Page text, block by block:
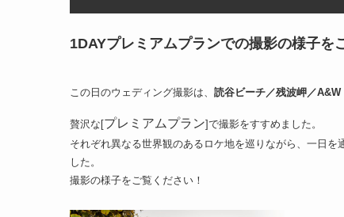
1DAYプレミアムプランでの撮影の様子を
この日のウェディング撮影は、 読谷ビーチ／残波岬／A&W
贅沢な[プレミアムプラン]で撮影をすすめました。
それぞれ異なる世界観のあるロケ地を巡りながら、一日
した。
撮影の様子をご覧ください！